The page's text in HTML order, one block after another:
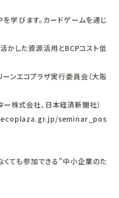
す。カードゲームを通じ
資源活用とBCPコスト低
エコプラザ実行委員会（大阪
会社、日本経済新聞社）
seminar_pos
ても参加できる”中小企業のた